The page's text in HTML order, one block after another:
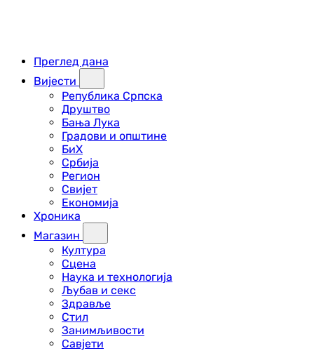
Преглед дана
Вијести
Република Српска
Друштво
Бања Лука
Градови и општине
БиХ
Србија
Регион
Свијет
Економија
Хроника
Магазин
Култура
Сцена
Наука и технологија
Љубав и секс
Здравље
Стил
Занимљивости
Савјети